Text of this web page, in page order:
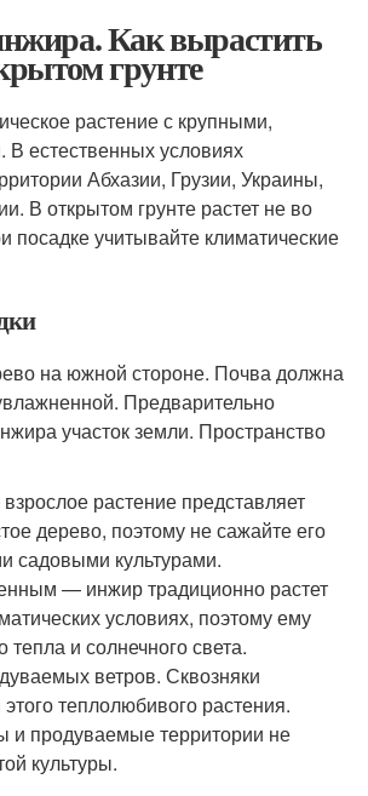
Как вырастить
грунте
растение с крупными,
естественных условиях
Абхазии, Грузии, Украины,
В открытом грунте растет не во
посадке учитывайте климатические
на южной стороне. Почва должна
Предварительно
участок земли. Пространство
растение представляет
дерево, поэтому не сажайте его
садовыми культурами.
— инжир традиционно растет
условиях, поэтому ему
тепла и солнечного света.
ветров. Сквозняки
теплолюбивого растения.
и продуваемые территории не
культуры.